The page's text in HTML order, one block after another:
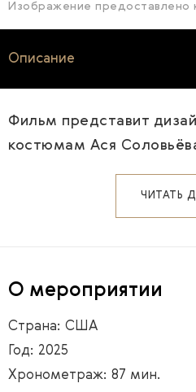
Изображение предоставлено
Описание
Фильм представит
костюмам Ася
ЧИТАТЬ
О мероприятии
Страна: США
Год: 2025
Хронометраж: 87 мин.